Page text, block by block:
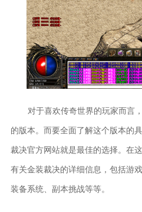
对于喜欢传奇世界的玩家而言
的版本。而要全面了解这个版本的
裁决官方网站就是最佳的选择。在
有关金装裁决的详细信息，包括游
装备系统、副本挑战等等。